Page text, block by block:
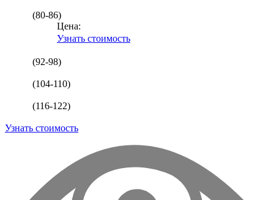
(80-86)
Цена:
Узнать стоимость
(92-98)
(104-110)
(116-122)
Узнать стоимость